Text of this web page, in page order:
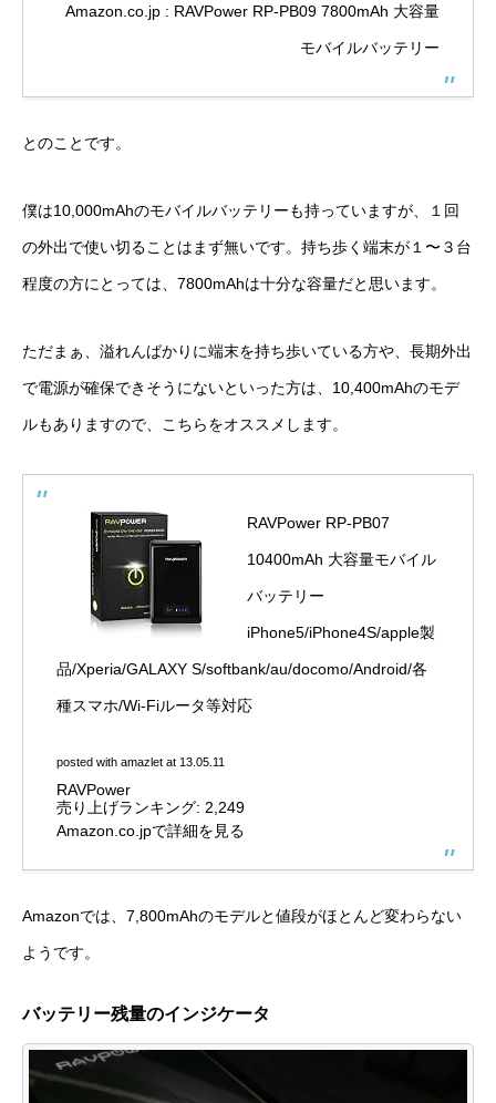
Amazon.co.jp : RAVPower RP-PB09 7800mAh 大容量
モバイルバッテリー
とのことです。
僕は10,000mAhのモバイルバッテリーも持っていますが、１回
の外出で使い切ることはまず無いです。持ち歩く端末が１〜３台
程度の方にとっては、7800mAhは十分な容量だと思います。
ただまぁ、溢れんばかりに端末を持ち歩いている方や、長期外出
で電源が確保できそうにないといった方は、10,400mAhのモデ
ルもありますので、こちらをオススメします。
RAVPower RP-PB07
10400mAh 大容量モバイル
バッテリー
iPhone5/iPhone4S/apple製
品/Xperia/GALAXY S/softbank/au/docomo/Android/各
種スマホ/Wi-Fiルータ等対応
posted with amazlet at 13.05.11
RAVPower
売り上げランキング: 2,249
Amazon.co.jpで詳細を見る
Amazonでは、7,800mAhのモデルと値段がほとんど変わらない
ようです。
バッテリー残量のインジケータ